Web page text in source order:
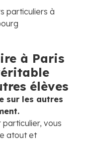
à Paris
élèves
sur les autres
vous
atout et